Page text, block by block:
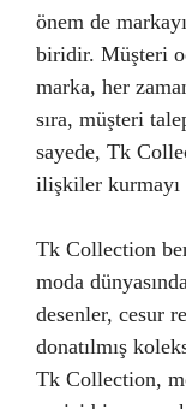
önem de
biridir. Müşteri
marka, her
sıra, müşteri
sayede, Tk
ilişkiler kurmayı
Tk Collection
moda
desenler, cesur
donatılmış
Tk Collection,